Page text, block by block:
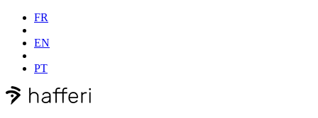
FR
EN
PT